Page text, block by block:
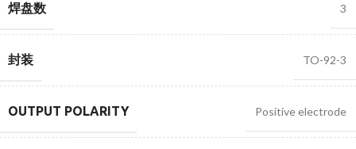
焊盘数 3
封装 TO-92-3
OUTPUT POLARITY Positive electrode